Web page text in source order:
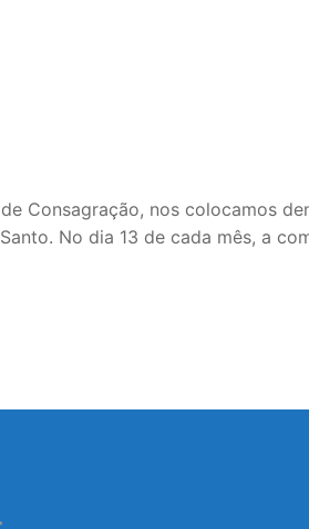
Consagração, nos colocamos
No dia 13 de cada mês, a